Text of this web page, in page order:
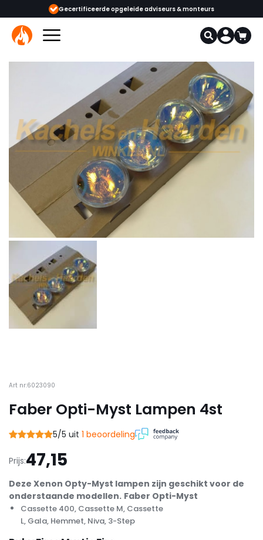
Gecertificeerde opgeleide adviseurs & monteurs
Art nr:6023090
Faber Opti-Myst Lampen 4st
5/5 uit 1 beoordeling
Prijs:47,15
Deze Xenon Opty-Myst lampen zijn geschikt voor de
onderstaande modellen. Faber Opti-Myst
Cassette 400, Cassette M, Cassette
L, Gala, Hemmet, Niva, 3-Step